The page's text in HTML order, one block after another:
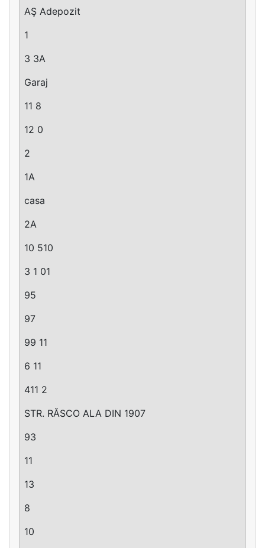
AŞ Adepozit
1
3 3A
Garaj
11 8
12 0
2
1A
casa
2A
10 510
3 1 01
95
97
99 11
6 11
411 2
STR. RĂSCO ALA DIN 1907
93
11
13
8
10